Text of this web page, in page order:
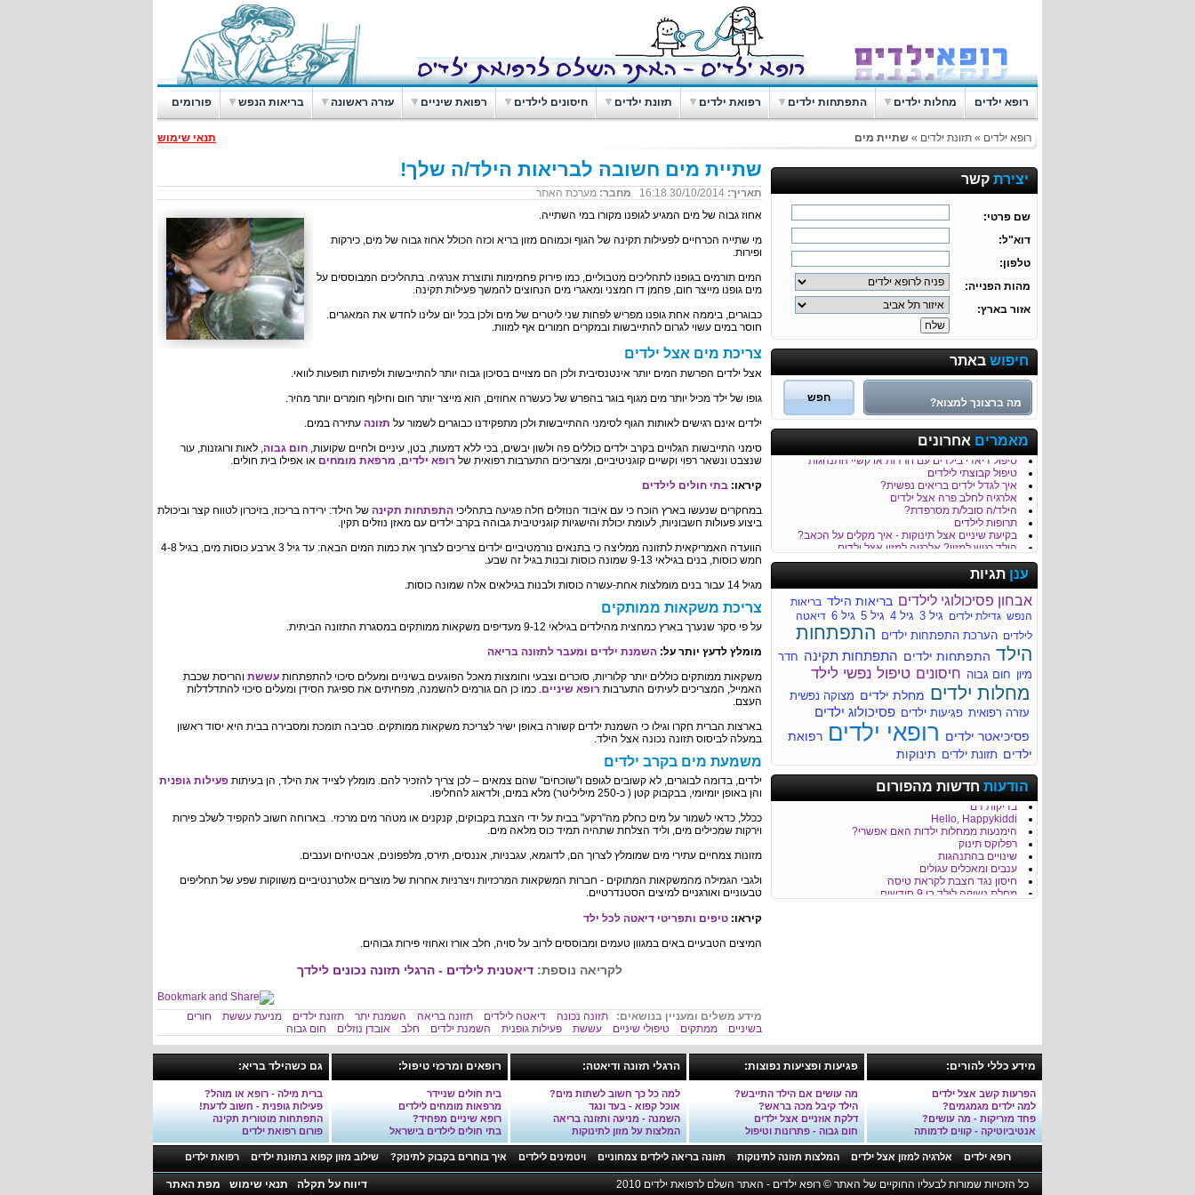
רופא ילדים מחלות ילדים התפתחות ילדים רפואת ילדים תזונת ילדים חיסונים לילדים רפואת שיניים עזרה ראשונה בריאות הנפש פורומים
תנאי שימוש רופא ילדים » תזונת ילדים » שתיית מים
יצירת קשר
שם פרטי:
דוא"ל:
טלפון:
מהות הפנייה:
אזור בארץ:
חיפוש באתר
מאמרים אחרונים
כמה נקי הגן של הילד/ה שלך?
טיפול בבעיות התנהגות וכעסים של ילדים
טיפול דיאדי בילדים עם חרדות או קשיי התנהגות
טיפול קבוצתי לילדים
איך לגדל ילדים בריאים נפשית?
אלרגיה לחלב פרה אצל ילדים
הילד/ה סובל/ת מסרפדת?
תרופות לילדים
בקיעת שיניים אצל תינוקות - איך מקלים על הכאב?
הילד רגיש למזון? אלרגיה למזון אצל ילדים
לילד/ה יש קלקול קיבה?
חבלת ראש והגשת עזרה ראשונה לילד
דלקת קרום המוח Meningitis
חשוב לדעת על מיגרנות בילדים
עקיצות של חרקים - טיפול בילד לאחר עקיצה
סימפטומים נפוצים של מחלות ילדים
איך מזהים שהילד סובל מהתייבשות?
למה הילד/ה סובל/ת מהקאות?
רפואת ילדים
מחלות ילדים
מתי הילד שלך זקוק לעזרה מקצועית?
לדעת יותר על צהבת ילודים
מחלת הנשיקה (Infectious mononucleosis)
מומים מולדים - התפתחותיים ומבניים
ענן תגיות
אבחון פסיכולוגי לילדים בריאות הילד בריאות
הנפש גדילת ילדים גיל 3 גיל 4 גיל 5 גיל 6
דיאטה
לילדים הערכת התפתחות ילדים התפתחות
הילד התפתחות ילדים התפתחות תקינה חדר
מיון חום גבוה חיסונים טיפול נפשי לילד
מחלות ילדים מחלת ילדים מצוקה נפשית
עזרה רפואית פגיעות ילדים פסיכולוג ילדים
פסיכיאטר ילדים רופאי ילדים רפואת
ילדים תזונת ילדים תינוקות
הודעות חדשות מהפורום
ריור בעקבות דלקת גרון
ריור בעקבות דלקת גרון
בדיקות דם
Hello, Happykiddi
הימנעות ממחלות ילדות האם אפשרי?
רפלוקס תינוק
שינויים בהתנהגות
ענבים ומאכלים עגולים
חיסון נגד חצבת לקראת טיסה
מחלת נשיקה לילד בן 9 חודשים
שתיית מים חשובה לבריאות הילד/ה שלך!
תאריך: מחבר: מערכת האתר
אחוז גבוה של מים המגיע לגופנו מקורו במי השתייה.
מי שתייה הכרחיים לפעילות תקינה של הגוף וכמוהם מזון בריא וכזה הכולל אחוז גבוה של מים, כירקות
ופירות.
המים תורמים בגופנו לתהליכים מטבוליים, כמו פירוק פחמימות ותוצרת אנרגיה. בתהליכים המבוססים על
מים גופנו מייצר חום, פחמן דו חמצני ומאגרי מים הנחוצים להמשך פעילות תקינה.
כבוגרים, ביממה אחת גופנו מפריש לפחות שני ליטרים של מים ולכן בכל יום עלינו לחדש את המאגרים.
חוסר במים עשוי לגרום להתייבשות ובמקרים חמורים אף למוות.
צריכת מים אצל ילדים
אצל ילדים הפרשת המים יותר אינטנסיבית ולכן הם מצויים בסיכון גבוה יותר להתייבשות ולפיתוח תופעות לוואי.
גופו של ילד מכיל יותר מים מגוף בוגר בהפרש של כעשרה אחוזים, הוא מייצר יותר חום וחילוף חומרים יותר מהיר.
ילדים אינם רגישים לאותות הגוף לסימני ההתייבשות ולכן מתפקידנו כבוגרים לשמור על תזונה עתירה במים.
סימני התייבשות הגלויים בקרב ילדים כוללים פה ולשון יבשים, בכי ללא דמעות, בטן, עיניים ולחיים שקועות, חום גבוה, לאות ורוגזנות, עור
שנצבט ונשאר רפוי וקשיים קוגניטיביים, ומצריכים התערבות רפואית של רופא ילדים, מרפאת מומחים או אפילו בית חולים.
קיראו: בתי חולים לילדים
במחקרים שנעשו בארץ הוכח כי עם איבוד הנוזלים חלה פגיעה בתהליכי התפתחות תקינה של הילד: ירידה בריכוז, בזיכרון לטווח קצר וביכולת
ביצוע פעולות חשבוניות, לעומת יכולת והישגיות קוגניטיבית גבוהה בקרב ילדים עם מאזן נוזלים תקין.
הוועדה האמריקאית לתזונה ממליצה כי בתנאים נורמטיביים ילדים צריכים לצרוך את כמות המים הבאה: עד גיל 3 ארבע כוסות מים, בגיל 4-8
חמש כוסות, בנים בגילאי 9-13 שמונה כוסות ובנות בגיל זה שבע.
מגיל 14 עבור בנים מומלצות אחת-עשרה כוסות ולבנות בגילאים אלה שמונה כוסות.
צריכת משקאות ממותקים
על פי סקר שנערך בארץ כמחצית מהילדים בגילאי 9-12 מעדיפים משקאות ממותקים במסגרת התזונה הביתית.
מומלץ לדעץ יותר על: השמנת ילדים ומעבר לתזונה בריאה
משקאות ממותקים כוללים יותר קלוריות, סוכרים וצבעי וחומצות מאכל הפוגעים בשיניים ומעלים סיכוי להתפתחות עששת והריסת שכבת
האמייל, המצריכים לעיתים התערבות רופא שיניים. כמו כן הם גורמים להשמנה, מפחיתים את ספיגת הסידן ומעלים סיכוי להתדלדלות
העצם.
בארצות הברית חקרו וגילו כי השמנת ילדים קשורה באופן ישיר לצריכת משקאות ממותקים. סביבה תומכת ומסבירה בבית היא יסוד ראשון
במעלה לביסוס תזונה נכונה אצל הילד.
משמעת מים בקרב ילדים
ילדים, בדומה לבוגרים, לא קשובים לגופם ו"שוכחים" שהם צמאים – לכן צריך להזכיר להם. מומלץ לצייד את הילד, הן בעיתות פעילות גופנית
והן באופן יומיומי, בבקבוק קטן ( כ-250 מיליליטר) מלא במים, ולדאוג להחליפו.
ככלל, כדאי לשמור על מים כחלק מה"רקע" בבית על ידי הצבת בקבוקים, קנקנים או מטהר מים מרכזי. בארוחה חשוב להקפיד לשלב פירות
וירקות שמכילים מים, וליד הצלחת שתהיה תמיד כוס מלאה מים.
מזונות צמחיים עתירי מים שמומלץ לצרוך הם, לדוגמא, עגבניות, אננסים, תירס, מלפפונים, אבטיחים וענבים.
ולגבי הגמילה מהמשקאות המתוקים - חברות המשקאות המרכזיות ויצרניות אחרות של מוצרים אלטרנטיביים משווקות שפע של תחליפים
טבעוניים ואורגניים למיצים הסטנדרטיים.
קיראו: טיפים ותפריטי דיאטה לכל ילד
המיצים הטבעיים באים במגוון טעמים ומבוססים לרוב על סויה, חלב אורז ואחוזי פירות גבוהים.
לקריאה נוספת: דיאטנית לילדים - הרגלי תזונה נכונים לילדך
מידע משלים ומעניין בנושאים: תזונה נכונה דיאטה לילדים תזונה בריאה השמנת יתר תזונת ילדים מניעת עששת
חורים
בשיניים
ממתקים טיפולי שיניים עששת פעילות גופנית השמנת ילדים חלב אובדן נוזלים חום גבוה
מידע כללי להורים:
הפרעות קשב אצל ילדים
למה ילדים מגמגמים?
פחד מזריקות - מה עושים?
אנטיביוטיקה - קווים לדמותה
פגיעות ופציעות נפוצות:
מה עושים אם הילד התייבש?
הילד קיבל מכה בראש?
דלקת אוזניים אצל ילדים
חום גבוה - פתרונות וטיפול
הרגלי תזונה ודיאטה:
למה כל כך חשוב לשתות מים?
אוכל קפוא - בעד ונגד
השמנה - מניעה ותזונה בריאה
המלצות על מזון לתינוקות
רופאים ומרכזי טיפול:
בית חולים שניידר
מרפאות מומחים לילדים
רופא שיניים מפחיד?
בתי חולים לילדים בישראל
גם כשהילד בריא:
ברית מילה - רופא או מוהל?
פעילות גופנית - חשוב לדעת!
התפתחות מוטורית תקינה
פורום רפואת ילדים
רופא ילדים אלרגיה למזון אצל ילדים המלצות תזונה לתינוקות תזונה בריאה לילדים צמחוניים ויטמינים לילדים איך בוחרים בקבוק לתינוק? שילוב מזון קפוא בתזונת ילדים רפואת ילדים
מפת האתר תנאי שימוש דיווח על תקלה כל הזכויות שמורות לבעליו החוקיים של האתר © רופא ילדים - האתר השלם לרפואת ילדים 2010